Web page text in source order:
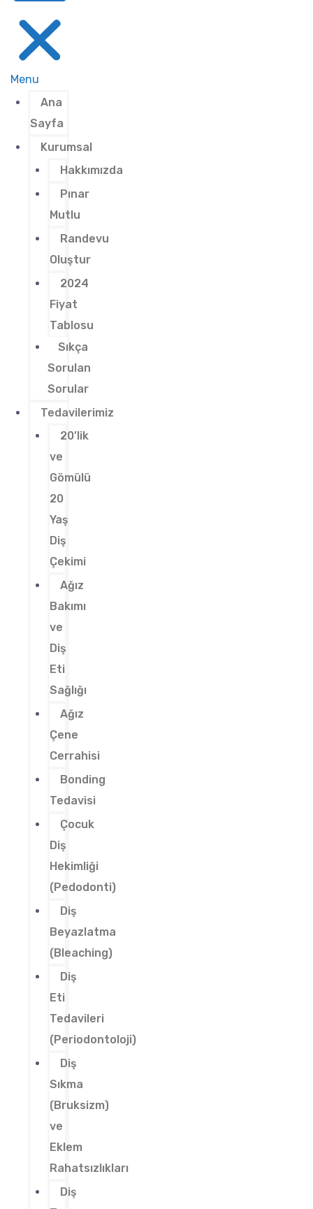
Menu
Ana
Sayfa
Kurumsal
Hakkımızda
Pınar
Mutlu
Randevu
Oluştur
2024
Fiyat
Tablosu
Sıkça
Sorulan
Sorular
Tedavilerimiz
20’lik
ve
Gömülü
20
Yaş
Diş
Çekimi
Ağız
Bakımı
ve
Diş
Eti
Sağlığı
Ağız
Çene
Cerrahisi
Bonding
Tedavisi
Çocuk
Diş
Hekimliği
(Pedodonti)
Diş
Beyazlatma
(Bleaching)
Diş
Eti
Tedavileri
(Periodontoloji)
Diş
Sıkma
(Bruksizm)
ve
Eklem
Rahatsızlıkları
Diş